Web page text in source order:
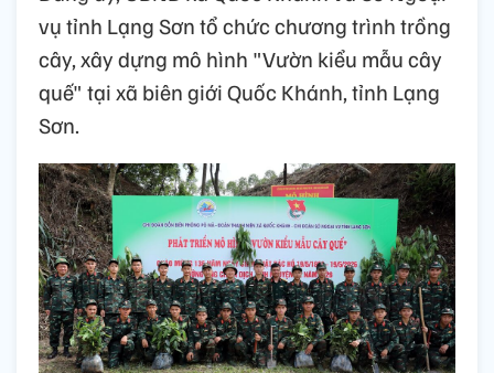
vụ tỉnh Lạng Sơn tổ chức chương trình trồng
cây, xây dựng mô hình "Vườn kiểu mẫu cây
quế" tại xã biên giới Quốc Khánh, tỉnh Lạng
Sơn.